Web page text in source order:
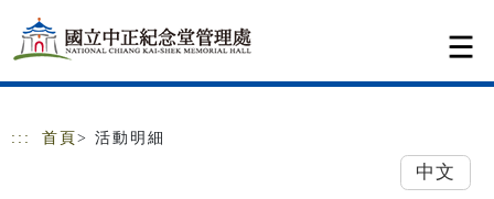
跳到主要內容
網站導覽
::: 首頁 > 活動明細
中文